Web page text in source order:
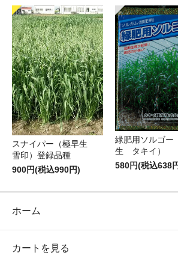
スナイパー（極早生
雪印）登録品種
900円(税込990円)
緑肥用ソルゴ
生 タキイ）
580円(税込638
ホーム
カートを見る